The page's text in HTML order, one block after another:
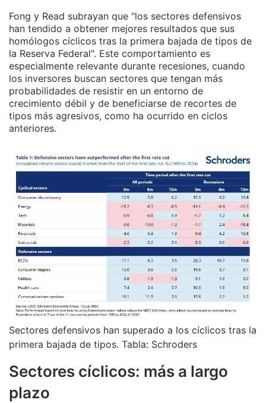
Fong y Read subrayan que "los sectores defensivos
han tendido a obtener mejores resultados que sus
homólogos cíclicos tras la primera bajada de tipos de
la Reserva Federal". Este comportamiento es
especialmente relevante durante recesiones, cuando
los inversores buscan sectores que tengan más
probabilidades de resistir en un entorno de
crecimiento débil y de beneficiarse de recortes de
tipos más agresivos, como ha ocurrido en ciclos
anteriores.
Sectores defensivos han superado a los cíclicos tras la
primera bajada de tipos. Tabla: Schroders
Sectores cíclicos: más a largo
plazo